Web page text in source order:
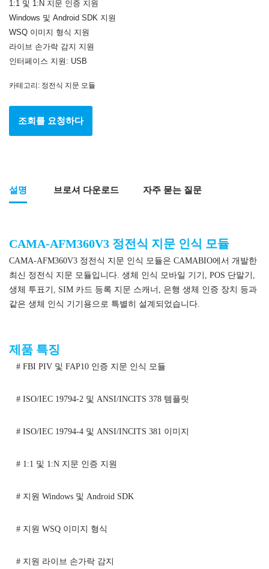
1:1 및 1:N 지문 인증 지원
Windows 및 Android SDK 지원
WSQ 이미지 형식 지원
라이브 손가락 감지 지원
인터페이스 지원: USB
카테고리: 정전식 지문 모듈
조회를 요청하다
설명 브로셔 다운로드 자주 묻는 질문
CAMA-AFM360V3 정전식 지문 인식 모듈
CAMA-AFM360V3 정전식 지문 인식 모듈은 CAMABIO에서 개발한
최신 정전식 지문 모듈입니다. 생체 인식 모바일 기기, POS 단말기,
생체 투표기, SIM 카드 등록 지문 스캐너, 은행 생체 인증 장치 등과
같은 생체 인식 기기용으로 특별히 설계되었습니다.
제품 특징
# FBI PIV 및 FAP10 인증 지문 인식 모듈
# ISO/IEC 19794-2 및 ANSI/INCITS 378 템플릿
# ISO/IEC 19794-4 및 ANSI/INCITS 381 이미지
# 1:1 및 1:N 지문 인증 지원
# 지원 Windows 및 Android SDK
# 지원 WSQ 이미지 형식
# 지원 라이브 손가락 감지